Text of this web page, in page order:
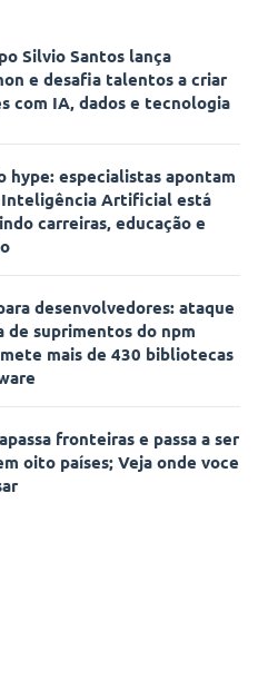
Silvio Santos lança
e desafia talentos a criar
com IA, dados e tecnologia
hype: especialistas apontam
Inteligência Artificial está
carreiras, educação e
desenvolvedores: ataque
de suprimentos do npm
mais de 430 bibliotecas
fronteiras e passa a ser
oito países; Veja onde voce